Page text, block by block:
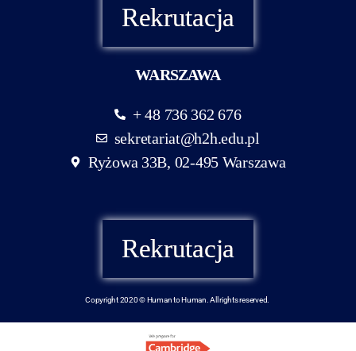
Rekrutacja
WARSZAWA
+ 48 736 362 676
sekretariat@h2h.edu.pl
Ryżowa 33B, 02-495 Warszawa
Rekrutacja
Copyright 2020 © Human to Human. All rights reserved.